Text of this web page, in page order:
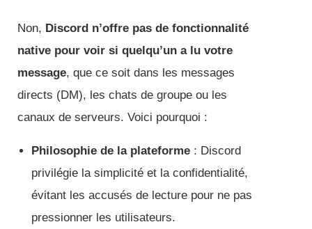
Non, Discord n’offre pas de fonctionnalité
native pour voir si quelqu’un a lu votre
message, que ce soit dans les messages
directs (DM), les chats de groupe ou les
canaux de serveurs. Voici pourquoi :
Philosophie de la plateforme : Discord
privilégie la simplicité et la confidentialité,
évitant les accusés de lecture pour ne pas
pressionner les utilisateurs.